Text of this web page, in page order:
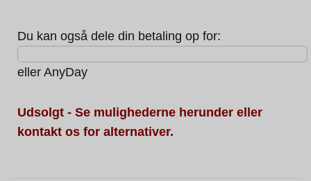
Du kan også dele din betaling op for:
eller AnyDay
Udsolgt - Se mulighederne herunder eller
kontakt os for alternativer.